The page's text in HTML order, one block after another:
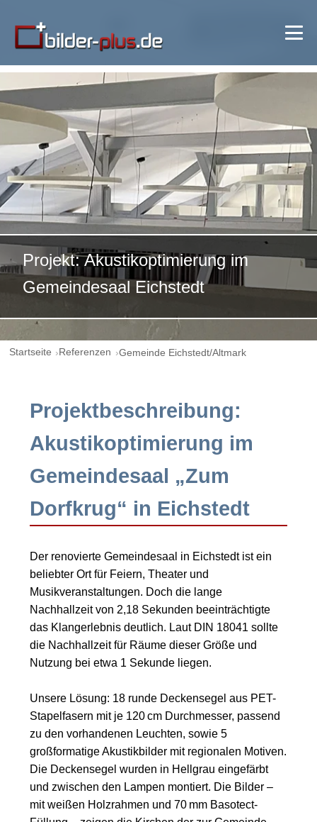
Projekt: Akustikoptimierung im
Gemeindesaal Eichstedt
🔍 Bild vergrößern
Startseite Referenzen Gemeinde Eichstedt/Altmark
Projektbeschreibung:
Akustikoptimierung im
Gemeindesaal „Zum
Dorfkrug“ in Eichstedt
Der renovierte Gemeindesaal in Eichstedt ist ein
beliebter Ort für Feiern, Theater und
Musikveranstaltungen. Doch die lange
Nachhallzeit von 2,18 Sekunden beeinträchtigte
das Klangerlebnis deutlich. Laut DIN 18041 sollte
die Nachhallzeit für Räume dieser Größe und
Nutzung bei etwa 1 Sekunde liegen.
Unsere Lösung: 18 runde Deckensegel aus PET-
Stapelfasern mit je 120 cm Durchmesser, passend
zu den vorhandenen Leuchten, sowie 5
großformatige Akustikbilder mit regionalen Motiven.
Die Deckensegel wurden in Hellgrau eingefärbt
und zwischen den Lampen montiert. Die Bilder –
mit weißen Holzrahmen und 70 mm Basotect-